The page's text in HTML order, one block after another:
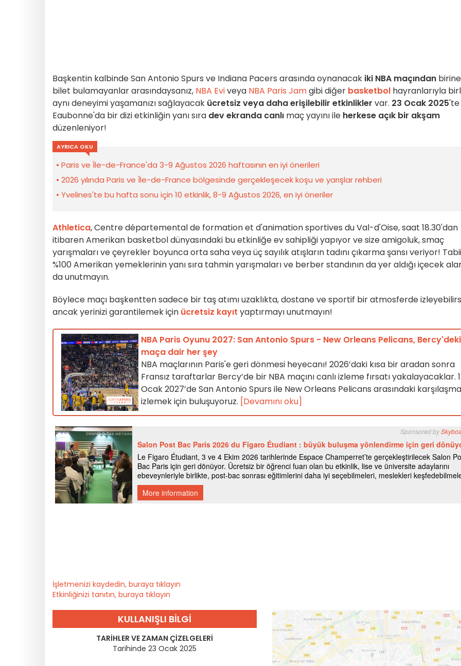
Başkentin kalbinde San Antonio Spurs ve Indiana Pacers arasında oynanacak iki NBA maçından birine
bilet bulamayanlar arasındaysanız, NBA Eviveya NBA Paris Jamgibi diğer basketbol hayranlarıyla
aynı deneyimi yaşamanızı sağlayacak ücretsiz veya daha erişilebilir etkinlikler var. 23 Ocak 2025'te
Eaubonne'da bir dizi etkinliğin yanı sıra dev ekranda canlı maç yayını ile herkese açık bir akşam
düzenleniyor!
AYRICA OKU
Paris ve Île-de-France'da 3-9 Ağustos 2026 haftasının en iyi önerileri
2026 yılında Paris ve Île-de-France bölgesinde gerçekleşecek koşu ve yarışlar rehberi
Yvelines'te bu hafta sonu için 10 etkinlik, 8-9 Ağustos 2026, en iyi öneriler
Athletica, Centre départemental de formation et d'animation sportives du Val-d'Oise, saat 18.30'dan
itibaren Amerikan basketbol dünyasındaki bu etkinliğe ev sahipliği yapıyor ve size amigoluk, smaç
yarışmaları ve çeyrekler boyunca orta saha veya üç sayılık atışların tadını çıkarma şansı veriyor!
%100 Amerikan yemeklerinin yanı sıra tahmin yarışmaları ve berber standının da yer aldığı içecek
da unutmayın.
Böylece maçı başkentten sadece bir taş atımı uzaklıkta, dostane ve sportif bir atmosferde
ancak yerinizi garantilemek için ücretsiz kayıt yaptırmayı unutmayın!
NBA Paris Oyunu 2027: San Antonio Spurs - New Orleans Pelicans, Bercy'deki
maça dair her şey
NBA maçlarının Paris'e geri dönmesi heyecanı! 2026’daki kısa bir aradan sonra
Fransız taraftarlar Bercy’de bir NBA maçını canlı izleme fırsatı yakalayacaklar.
Ocak 2027’de San Antonio Spurs ile New Orleans Pelicans arasındaki
izlemek için buluşuyoruz. [Devamını oku]
İşletmenizi kaydedin, buraya tıklayın
Etkinliğinizi tanıtın, buraya tıklayın
KULLANIŞLI BILGI
TARIHLER VE ZAMAN ÇIZELGELERI
Tarihinde 23 Ocak 2025